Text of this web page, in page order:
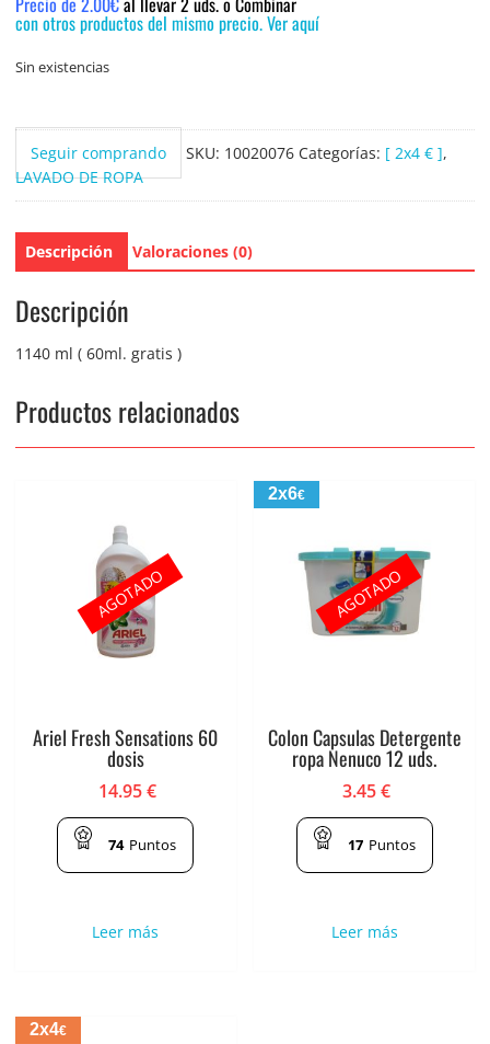
con otros productos del mismo precio. Ver aquí
Sin existencias
Seguir comprando SKU: 10020076 Categorías: [ 2x4 € ],
LAVADO DE ROPA
Descripción Valoraciones (0)
Descripción
1140 ml ( 60ml. gratis )
Productos relacionados
Ariel Fresh Sensations 60
dosis
14.95€
74 Puntos
Leer más
AGOTADO
2x6€
Colon Capsulas Detergente
ropa Nenuco 12 uds.
3.45€
17 Puntos
Leer más
AGOTADO
2x4€